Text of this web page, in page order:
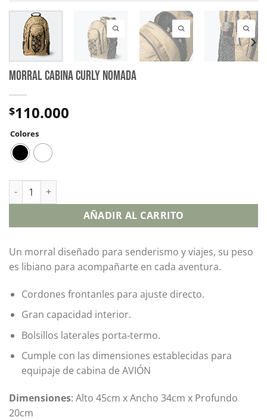
MORRAL CABINA CURLY NOMADA
$110.000
Colores
AÑADIR AL CARRITO
Un morral diseñado para senderismo y viajes, su peso
es libiano para acompañarte en cada aventura.
Cordones frontanles para ajuste directo.
Gran capacidad interior.
Bolsillos laterales porta-termo.
Cumple con las dimensiones establecidas para
equipaje de cabina de AVIÓN
Dimensiones: Alto 45cm x Ancho 34cm x Profundo
20cm